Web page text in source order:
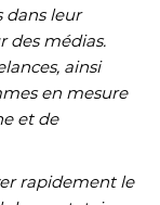
dans leur
des médias.
ainsi
en mesure
et de
rapidement le